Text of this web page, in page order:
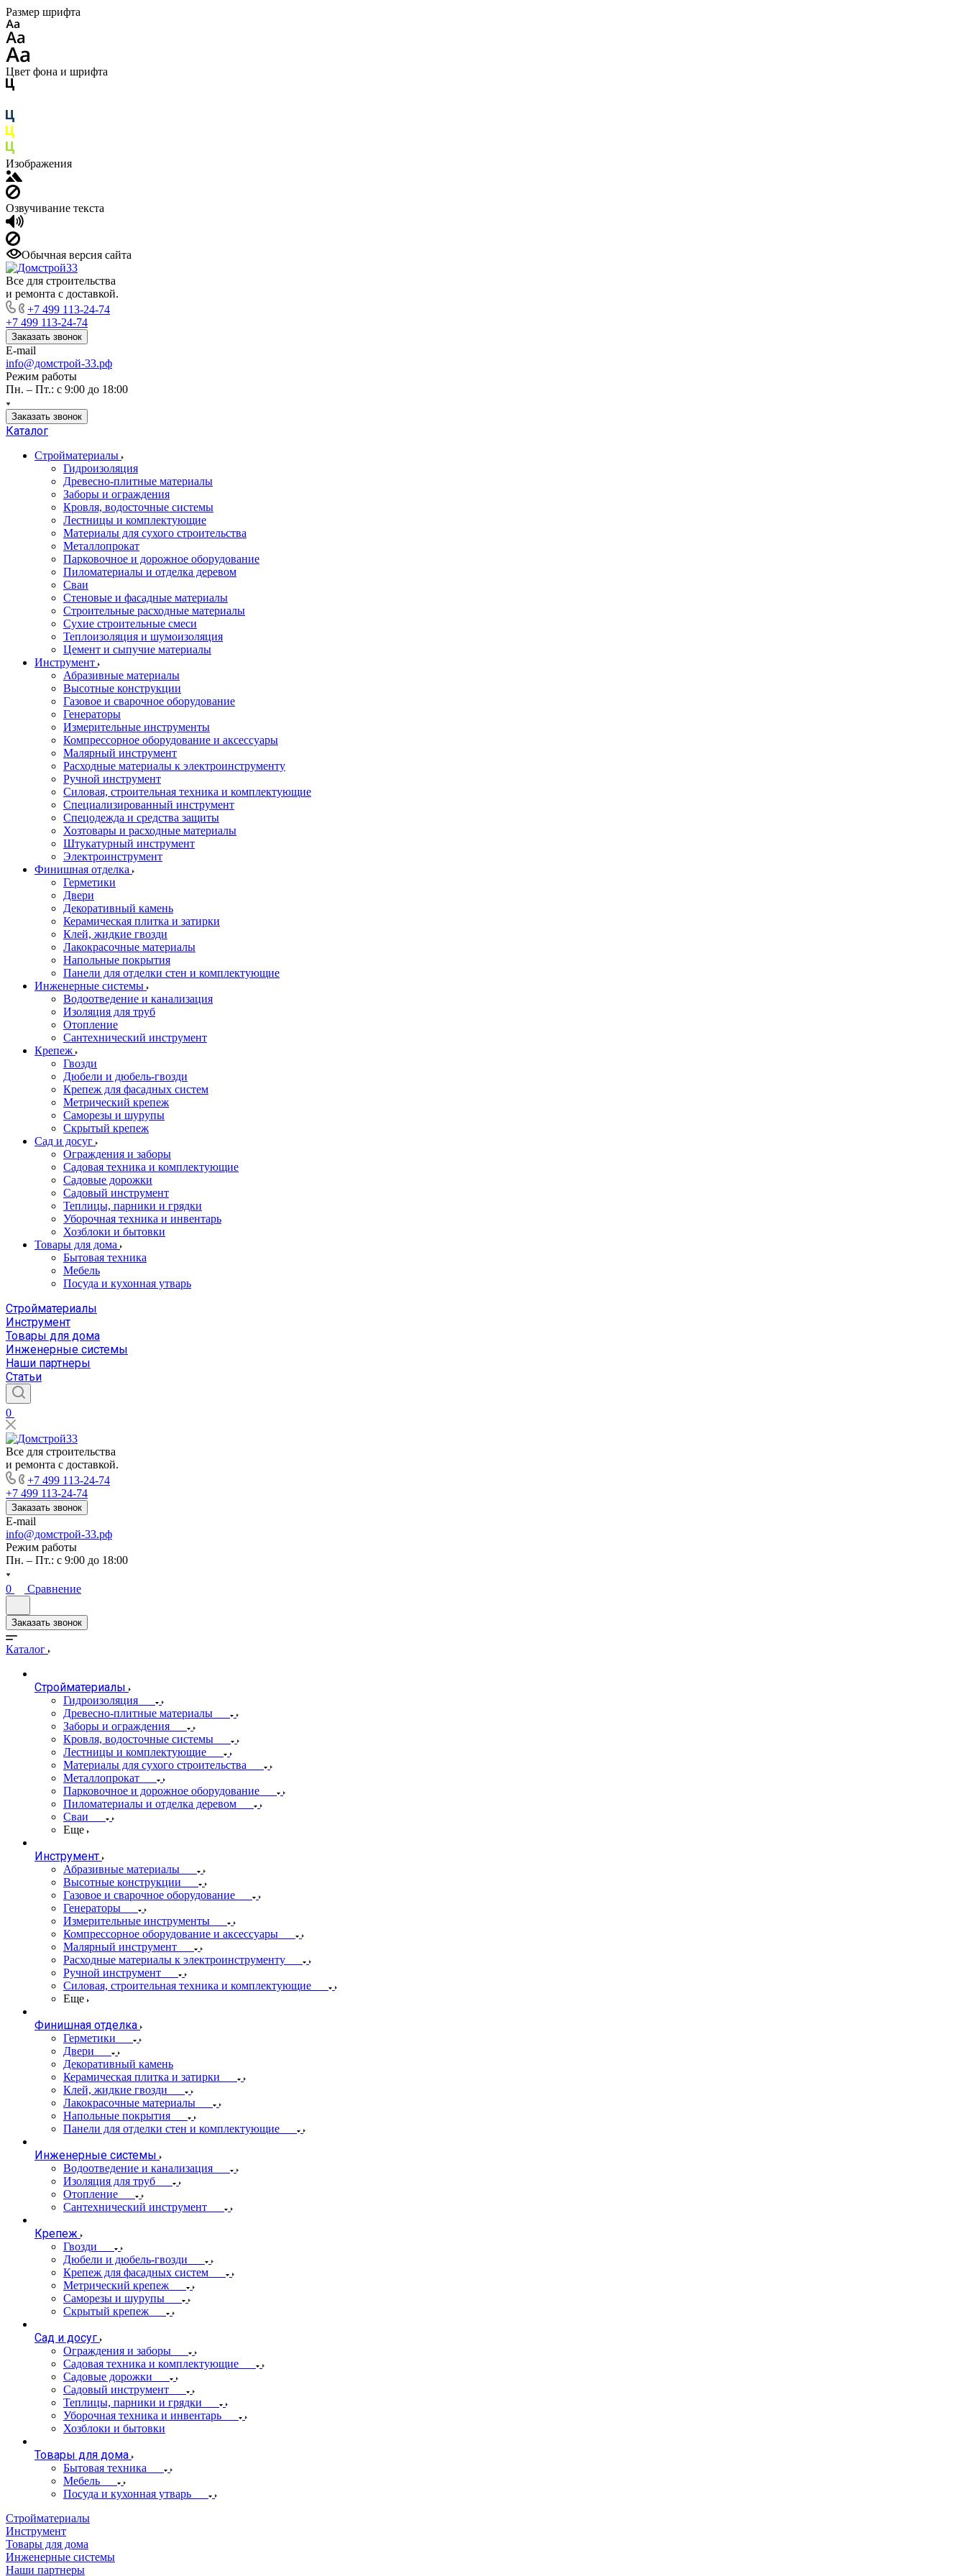
Размер шрифта
Цвет фона и шрифта
Изображения
Озвучивание текста
Обычная версия сайта
Все для строительства
и ремонта с доставкой.
+7 499 113-24-74
+7 499 113-24-74
Заказать звонок
E-mail
info@домстрой-33.рф
Режим работы
Пн. – Пт.: с 9:00 до 18:00
Заказать звонок
Каталог
Стройматериалы
Гидроизоляция
Древесно-плитные материалы
Заборы и ограждения
Кровля, водосточные системы
Лестницы и комплектующие
Материалы для сухого строительства
Металлопрокат
Парковочное и дорожное оборудование
Пиломатериалы и отделка деревом
Сваи
Стеновые и фасадные материалы
Строительные расходные материалы
Сухие строительные смеси
Теплоизоляция и шумоизоляция
Цемент и сыпучие материалы
Инструмент
Абразивные материалы
Высотные конструкции
Газовое и сварочное оборудование
Генераторы
Измерительные инструменты
Компрессорное оборудование и аксессуары
Малярный инструмент
Расходные материалы к электроинструменту
Ручной инструмент
Силовая, строительная техника и комплектующие
Специализированный инструмент
Спецодежда и средства защиты
Хозтовары и расходные материалы
Штукатурный инструмент
Электроинструмент
Финишная отделка
Герметики
Двери
Декоративный камень
Керамическая плитка и затирки
Клей, жидкие гвозди
Лакокрасочные материалы
Напольные покрытия
Панели для отделки стен и комплектующие
Инженерные системы
Водоотведение и канализация
Изоляция для труб
Отопление
Сантехнический инструмент
Крепеж
Гвозди
Дюбели и дюбель-гвозди
Крепеж для фасадных систем
Метрический крепеж
Саморезы и шурупы
Скрытый крепеж
Сад и досуг
Ограждения и заборы
Садовая техника и комплектующие
Садовые дорожки
Садовый инструмент
Теплицы, парники и грядки
Уборочная техника и инвентарь
Хозблоки и бытовки
Товары для дома
Бытовая техника
Мебель
Посуда и кухонная утварь
Стройматериалы
Инструмент
Товары для дома
Инженерные системы
Наши партнеры
Статьи
0
Все для строительства
и ремонта с доставкой.
+7 499 113-24-74
+7 499 113-24-74
Заказать звонок
E-mail
info@домстрой-33.рф
Режим работы
Пн. – Пт.: с 9:00 до 18:00
0 Сравнение
Заказать звонок
Каталог
Стройматериалы
Гидроизоляция
Древесно-плитные материалы
Заборы и ограждения
Кровля, водосточные системы
Лестницы и комплектующие
Материалы для сухого строительства
Металлопрокат
Парковочное и дорожное оборудование
Пиломатериалы и отделка деревом
Сваи
Еще
Инструмент
Абразивные материалы
Высотные конструкции
Газовое и сварочное оборудование
Генераторы
Измерительные инструменты
Компрессорное оборудование и аксессуары
Малярный инструмент
Расходные материалы к электроинструменту
Ручной инструмент
Силовая, строительная техника и комплектующие
Еще
Финишная отделка
Герметики
Двери
Декоративный камень
Керамическая плитка и затирки
Клей, жидкие гвозди
Лакокрасочные материалы
Напольные покрытия
Панели для отделки стен и комплектующие
Инженерные системы
Водоотведение и канализация
Изоляция для труб
Отопление
Сантехнический инструмент
Крепеж
Гвозди
Дюбели и дюбель-гвозди
Крепеж для фасадных систем
Метрический крепеж
Саморезы и шурупы
Скрытый крепеж
Сад и досуг
Ограждения и заборы
Садовая техника и комплектующие
Садовые дорожки
Садовый инструмент
Теплицы, парники и грядки
Уборочная техника и инвентарь
Хозблоки и бытовки
Товары для дома
Бытовая техника
Мебель
Посуда и кухонная утварь
Стройматериалы
Инструмент
Товары для дома
Инженерные системы
Наши партнеры